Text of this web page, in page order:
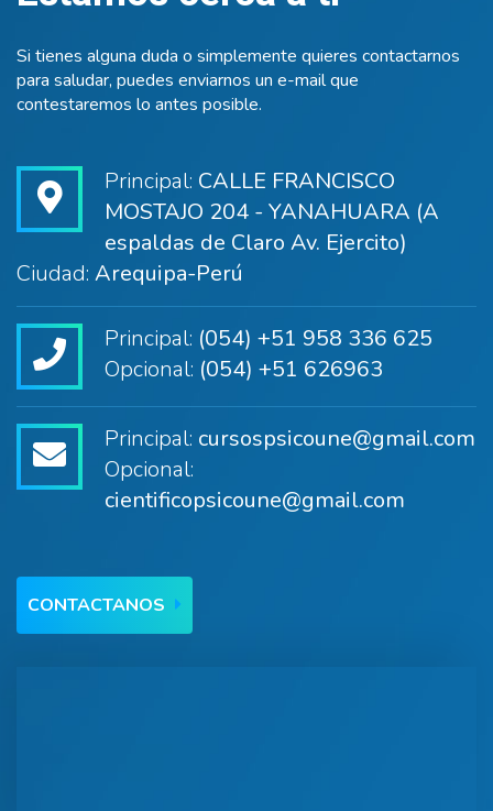
Si tienes alguna duda o simplemente quieres contactarnos
para saludar, puedes enviarnos un e-mail que
contestaremos lo antes posible.
Principal: CALLE FRANCISCO
MOSTAJO 204 - YANAHUARA (A
espaldas de Claro Av. Ejercito)
Ciudad: Arequipa-Perú
Principal: (054) +51 958 336 625
Opcional: (054) +51 626963
Principal: cursospsicoune@gmail.com
Opcional:
cientificopsicoune@gmail.com
CONTACTANOS